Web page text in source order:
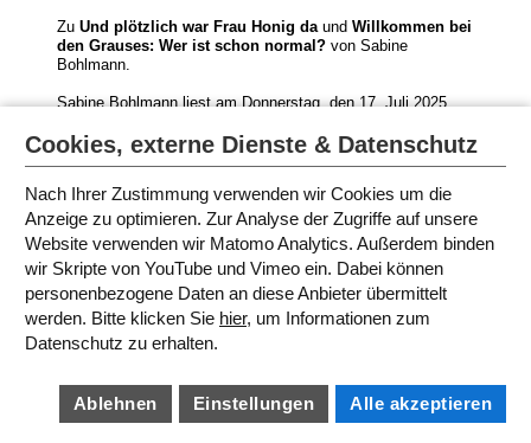
Zu Und plötzlich war Frau Honig daund Willkommen bei
den Grauses: Wer ist schon normal? von Sabine
Bohlmann.
Sabine Bohlmann liest am Donnerstag, den 17. Juli 2025
angemeldete Schulklassen.
FESTIVALAUTORINNEN
SITEMAP
IMPRESSUM
BARRIEREFREIHEIT
COOKIE EINSTELLUNGEN
Cookies, externe Dienste & Datenschutz
Nach Ihrer Zustimmung verwenden wir Cookies um die
Anzeige zu optimieren. Zur Analyse der Zugriffe auf unsere
Website verwenden wir Matomo Analytics. Außerdem binden
wir Skripte von YouTube und Vimeo ein. Dabei können
personenbezogene Daten an diese Anbieter übermittelt
werden. Bitte klicken Sie hier, um Informationen zum
Datenschutz zu erhalten.
Ablehnen Einstellungen Alle akzeptieren